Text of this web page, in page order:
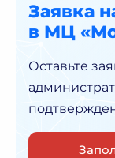
Заявка
в МЦ
Оставьте